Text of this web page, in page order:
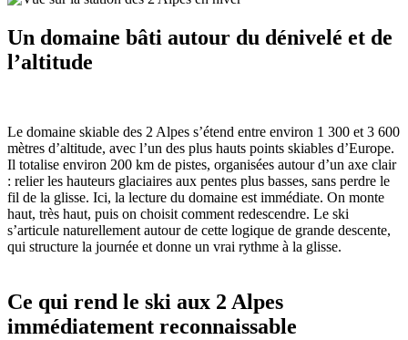
Un domaine bâti autour du dénivelé et de
l’altitude
Le domaine skiable des 2 Alpes s’étend entre environ 1 300 et 3 600
mètres d’altitude, avec l’un des plus hauts points skiables d’Europe.
Il totalise environ 200 km de pistes, organisées autour d’un axe clair
: relier les hauteurs glaciaires aux pentes plus basses, sans perdre le
fil de la glisse. Ici, la lecture du domaine est immédiate. On monte
haut, très haut, puis on choisit comment redescendre. Le ski
s’articule naturellement autour de cette logique de grande descente,
qui structure la journée et donne un vrai rythme à la glisse.
Ce qui rend le ski aux 2 Alpes
immédiatement reconnaissable